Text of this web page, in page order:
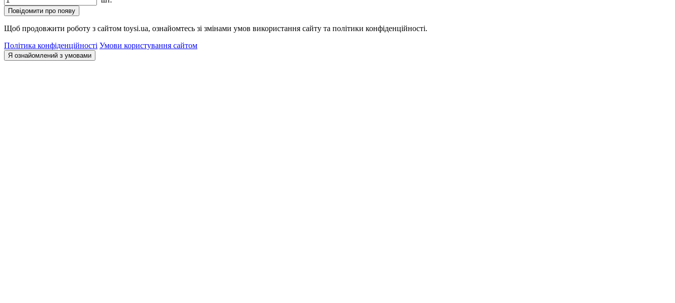
Повідомити про появу
Щоб продовжити роботу з сайтом toysi.ua, ознайомтесь зі змінами умов використання сайту та політики конфіденційності.
Політика конфіденційності Умови користування сайтом
Я ознайомлений з умовами